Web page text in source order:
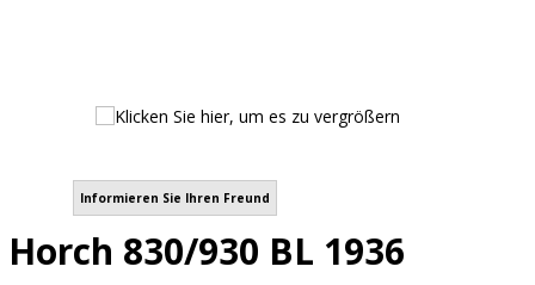
Informieren Sie Ihren Freund
Horch 830/930 BL 1936